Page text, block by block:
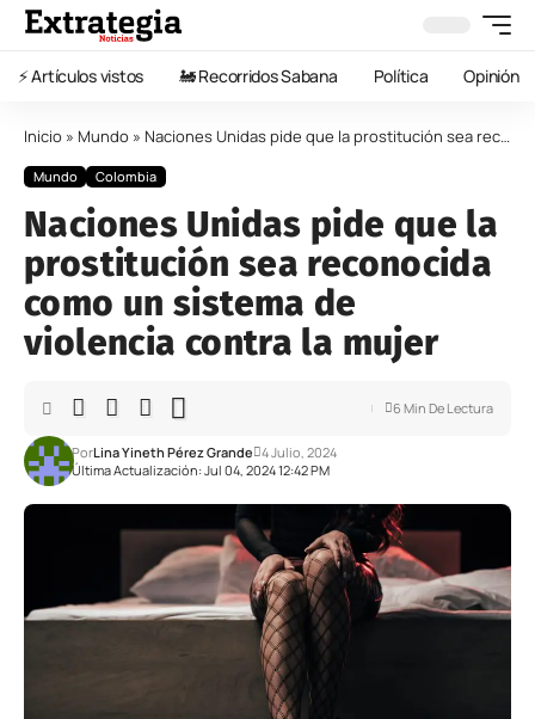
⚡️ Artículos vistos 🚂 Recorridos Sabana Política Opinión
Inicio » Mundo » Naciones Unidas pide que la prostitución sea reconocida como un sistema de violencia contra la mujer
Mundo Colombia
Naciones Unidas pide que la
prostitución sea reconocida
como un sistema de
violencia contra la mujer
Última Actualización: Jul 04, 2024 12:42 PM
PorLina Yineth Pérez Grande 4 Julio, 2024
6 Min De Lectura